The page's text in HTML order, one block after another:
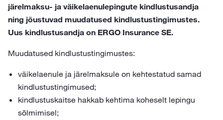
järelmaksu- ja väikelaenulepingute kindlustusandja
ning jõustuvad muudatused kindlustustingimustes.
Uus kindlustusandja on ERGO Insurance SE.
Muudatused kindlustustingimustes:
väikelaenule ja järelmaksule on kehtestatud samad
kindlustustingimused;
kindlustuskaitse hakkab kehtima koheselt lepingu
sõlmimisel;